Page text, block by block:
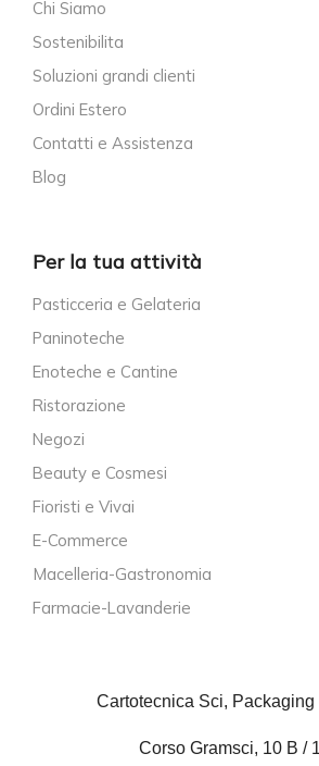
Chi Siamo
Sostenibilita
Soluzioni grandi clienti
Ordini Estero
Contatti e Assistenza
Blog
Per la tua attività
Pasticceria e Gelateria
Paninoteche
Enoteche e Cantine
Ristorazione
Negozi
Beauty e Cosmesi
Fioristi e Vivai
E-Commerce
Macelleria-Gastronomia
Farmacie-Lavanderie
Cartotecnica Sci, Packaging
Corso Gramsci, 10 B /